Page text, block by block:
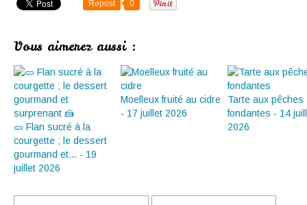
Repost 0
Vous aimerez aussi :
🥒 Flan sucré à la
courgette ; le dessert
gourmand et... - 19
juillet 2026
Moelleux fruité au cidre
- 17 juillet 2026
Tarte aux pêches
fondantes - 14
2026